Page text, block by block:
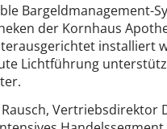
Bargeldmanagement-
der Kornhaus
installiert
Lichtführung
Vertriebsdirektor